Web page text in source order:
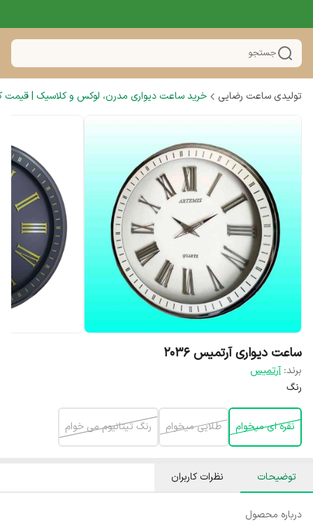
جستجو
تولیدی ساعت رضایی خرید ساعت دیواری مدرن، لوکس و کلاسیک | قیمت
ساعت دیواری آرتمیس 2036
برند: آرتمیس
رنگ
نقره ای میخوام طلایی میخوام رنگ تیتانیوم می خوام
توضیحات نظرات کاربران
درباره محصول